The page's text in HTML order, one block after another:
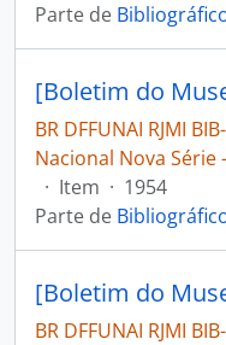
Parte de
BR DFFUNAI RJMI
Nacional Nova Série
· Item · 1954
Parte de
BR DFFUNAI RJMI